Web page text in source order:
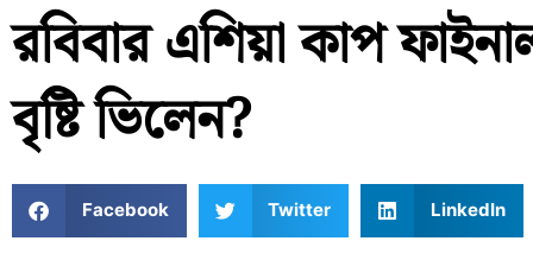
ফুল চাষ ফল চাষ মাছ চাষ পোল্ট্রি
উত্তর ২৪
রবিবার এশিয়া কাপ
বৃষ্টি ভিলেন?
Facebook Twitter LinkedIn